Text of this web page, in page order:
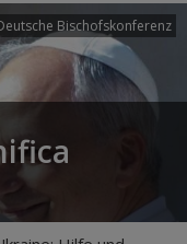
Bischofskonferenz